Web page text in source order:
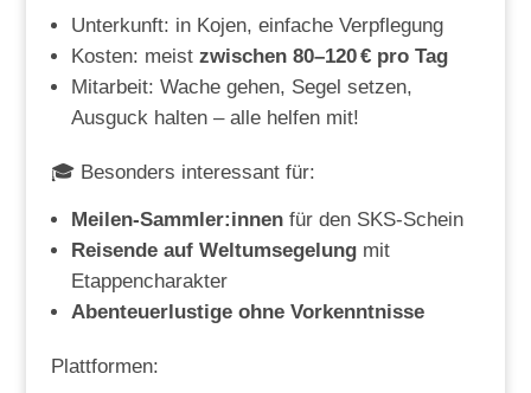
Unterkunft: in Kojen, einfache Verpflegung
Kosten: meist zwischen 80–120 € pro Tag
Mitarbeit: Wache gehen, Segel setzen,
Ausguck halten – alle helfen mit!
🎓 Besonders interessant für:
Meilen-Sammler:innenfür den SKS-Schein
Reisende auf Weltumsegelungmit
Etappencharakter
Abenteuerlustige ohne Vorkenntnisse
Plattformen: